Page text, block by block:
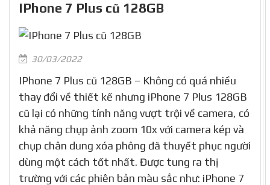
IPhone 7 Plus cũ 128GB
30/03/2022
IPhone 7 Plus cũ 128GB – Không có quá nhiều
thay đổi về thiết kế nhưng iPhone 7 Plus 128GB
cũ lại có những tính năng vượt trội về camera, có
khả năng chụp ảnh zoom 10x với camera kép và
chụp chân dung xóa phông đã thuyết phục người
dùng một cách tốt nhất. Được tung ra thị
trường với các phiên bản màu sắc như: iPhone 7